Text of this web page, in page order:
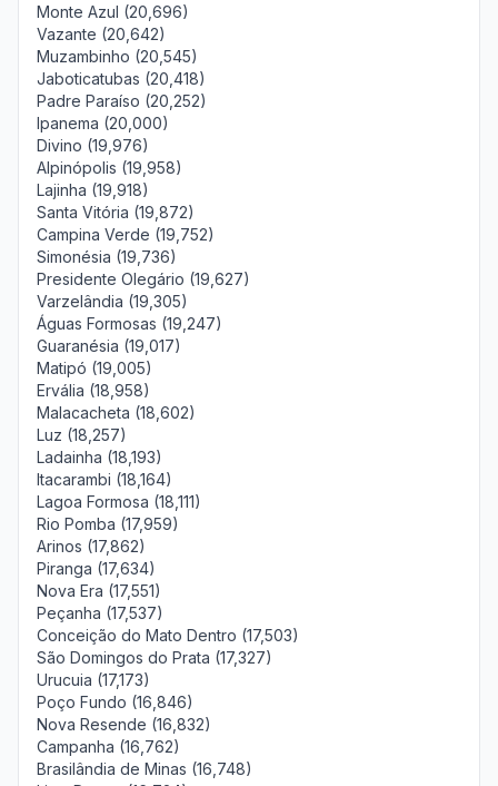
Monte Azul (20,696)
Vazante (20,642)
Muzambinho (20,545)
Jaboticatubas (20,418)
Padre Paraíso (20,252)
Ipanema (20,000)
Divino (19,976)
Alpinópolis (19,958)
Lajinha (19,918)
Santa Vitória (19,872)
Campina Verde (19,752)
Simonésia (19,736)
Presidente Olegário (19,627)
Varzelândia (19,305)
Águas Formosas (19,247)
Guaranésia (19,017)
Matipó (19,005)
Ervália (18,958)
Malacacheta (18,602)
Luz (18,257)
Ladainha (18,193)
Itacarambi (18,164)
Lagoa Formosa (18,111)
Rio Pomba (17,959)
Arinos (17,862)
Piranga (17,634)
Nova Era (17,551)
Peçanha (17,537)
Conceição do Mato Dentro (17,503)
São Domingos do Prata (17,327)
Urucuia (17,173)
Poço Fundo (16,846)
Nova Resende (16,832)
Campanha (16,762)
Brasilândia de Minas (16,748)